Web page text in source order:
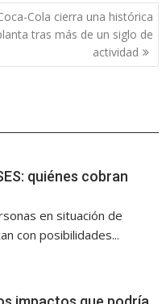
Cola cierra una histórica
tras más de un siglo de
actividad
quiénes cobran
en situación de
con posibilidades...